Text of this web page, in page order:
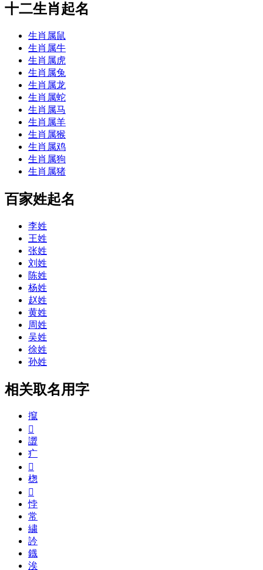
十二生肖起名
生肖属鼠
生肖属牛
生肖属虎
生肖属兔
生肖属龙
生肖属蛇
生肖属马
生肖属羊
生肖属猴
生肖属鸡
生肖属狗
生肖属猪
百家姓起名
李姓
王姓
张姓
刘姓
陈姓
杨姓
赵姓
黄姓
周姓
吴姓
徐姓
孙姓
相关取名用字
攛
𨋇
譅
疒
𨾪
楤
𨐢
悖
常
繍
訡
鐡
涘